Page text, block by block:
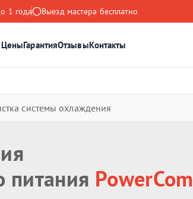
1 года Выезд мастера бесплатно
ЦеныГарантияОтзывыКонтакты
системы охлаждения
питания PowerCom